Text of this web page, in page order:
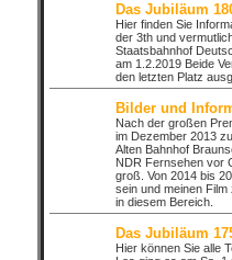
Das Jubiläum
Hier finden Sie
der 3th und
Staatsbahnhof
am 1.2.2019 Beide
den letzten Platz
Bilder und
Nach der großen
im Dezember 2013
Alten Bahnhof
NDR Fernsehen vor
groß. Von 2014 bis
sein und meinen Film
in diesem Bereich.
Das Jubiläum
Hier können Sie alle